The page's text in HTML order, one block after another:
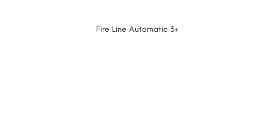
Fire Line Automatic 3+